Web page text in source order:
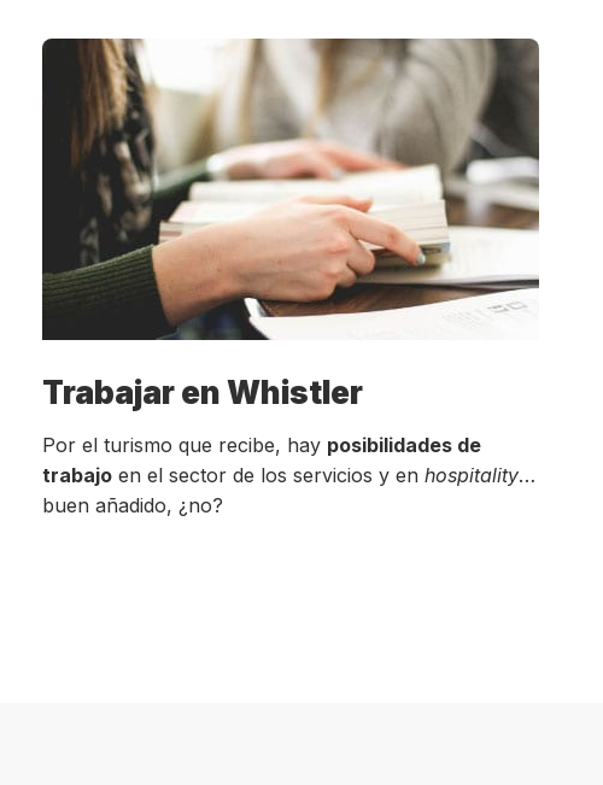
Trabajar en Whistler
Por el turismo que recibe, hay posibilidades de
trabajoen el sector de los servicios y en hospitality…
buen añadido, ¿no?